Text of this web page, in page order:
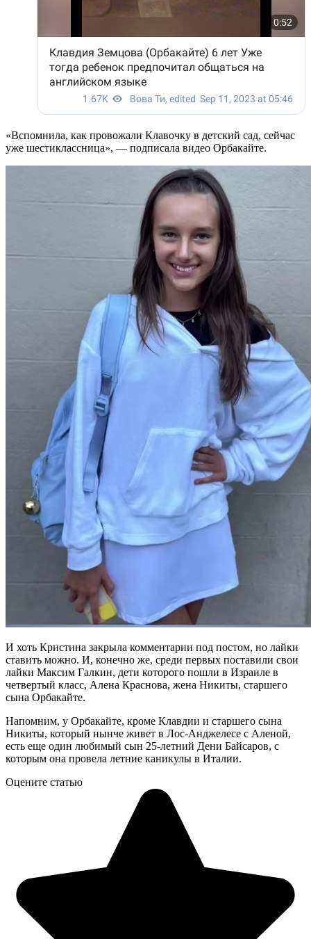
«Вспомнила, как провожали Клавочку в детский сад, сейчас
уже шестиклассница», — подписала видео Орбакайте.
И хоть Кристина закрыла комментарии под постом, но лайки
ставить можно. И, конечно же, среди первых поставили свои
лайки Максим Галкин, дети которого пошли в Израиле в
четвертый класс, Алена Краснова, жена Никиты, старшего
сына Орбакайте.
Напомним, у Орбакайте, кроме Клавдии и старшего сына
Никиты, который нынче живет в Лос-Анджелесе с Аленой,
есть еще один любимый сын 25-летний Дени Байсаров, с
которым она провела летние каникулы в Италии.
Оцените статью